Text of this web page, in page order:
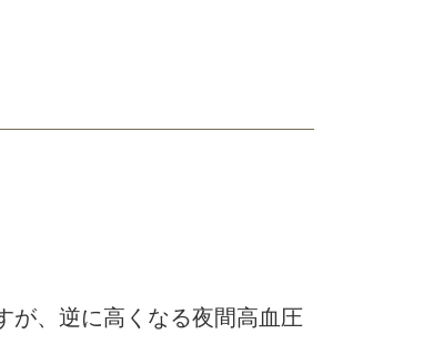
が、逆に高くなる夜間高血圧